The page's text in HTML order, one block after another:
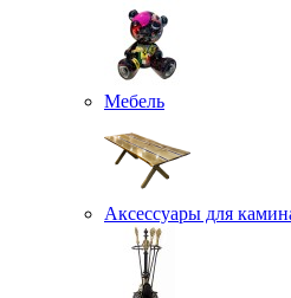
Мебель
Аксессуары для